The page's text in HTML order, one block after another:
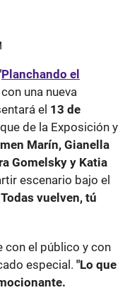
Planchando el
una nueva
el 13 de
de la Exposición y
Marín, Gianella
Gomelsky y Katia
escenario bajo el
vuelven, tú
con el público y con
especial. "Lo que